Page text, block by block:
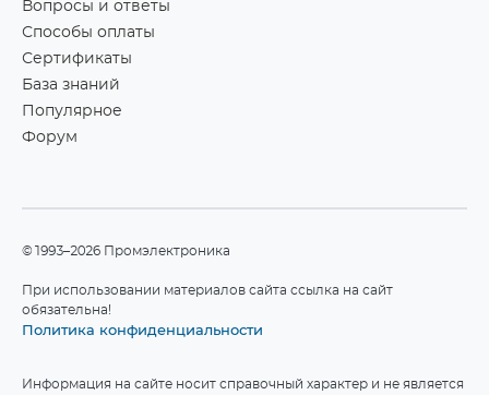
Вопросы и ответы
Способы оплаты
Сертификаты
База знаний
Популярное
Форум
©1993–2026 Промэлектроника
При использовании материалов сайта ссылка на сайт
обязательна!
Политика конфиденциальности
Информация на сайте носит справочный характер и не является